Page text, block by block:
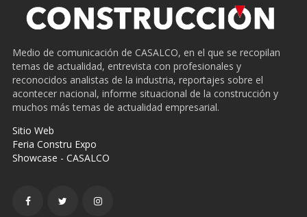
Medio de comunicación de CASALCO, en el que se recopilan
temas de actualidad, entrevista con profesionales y
reconocidos analistas de la industria, reportajes sobre el
acontecer nacional, informe situacional de la construcción y
muchos más temas de actualidad empresarial.
Sitio Web
Feria Constru Expo
Showcase - CASALCO